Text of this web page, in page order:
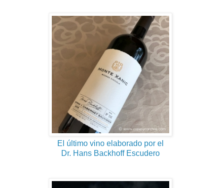
El último vino elaborado por el
Dr. Hans Backhoff Escudero